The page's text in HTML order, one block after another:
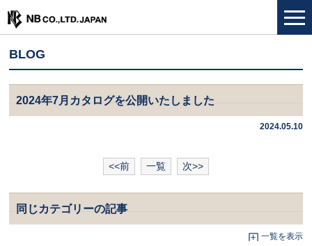
BLOG
2024年7月カタログを公開いたしました
2024.05.10
<<前 一覧 次>>
同じカテゴリーの記事
一覧を表示